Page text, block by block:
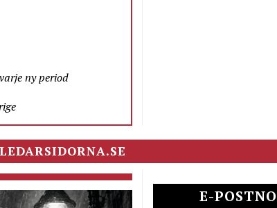
ny period
E-